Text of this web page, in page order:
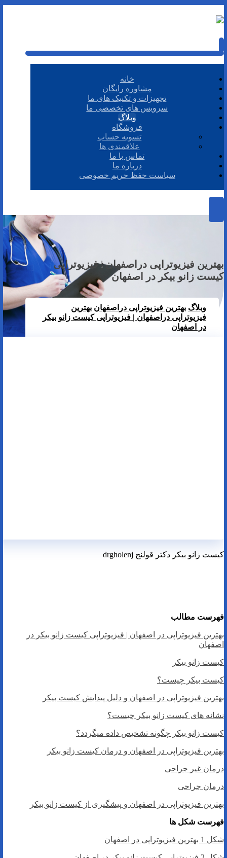
خانه
مشاوره رایگان
تجهیزات و تکنیک های ما
سرویس های تخصصی ما
وبلاگ
فروشگاه
تسویه حساب
علاقمندی ها
تماس با ما
درباره ما
سیاست حفظ حریم خصوصی
بهترین فیزیوتراپی دراصفهان | فیزیوتراپی
کیست زانو بیکر در اصفهان
وبلاگ بهترین فیزیوتراپی دراصفهان بهترین
فیزیوتراپی دراصفهان | فیزیوتراپی کیست زانو بیکر
در اصفهان
کیست زانو بیکر دکتر قولنج drgholenj
فهرست مطالب
بهترین فیزیوتراپی در اصفهان | فیزیوتراپی کیست زانو بیکر در
اصفهان
کیست زانو بیکر
کیست بیکر چیست؟
بهترین فیزیوتراپی در اصفهان و دلیل پیدایش کیست بیکر
نشانه های کیست زانو بیکر چیست؟
کیست زانو بیکر چگونه تشخیص داده میگردد؟
بهترین فیزیوتراپی در اصفهان و درمان کیست زانو بیکر
درمان غیر جراحی
درمان جراحی
بهترین فیزیوتراپی در اصفهان و پیشگیری از کیست زانو بیکر
فهرست شکل ها
شکل 1 بهترین فیزیوتراپی در اصفهان